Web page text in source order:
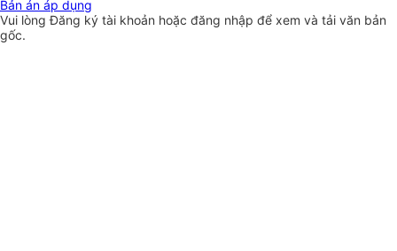
Bản án áp dụng
Vui lòngĐăng ký tài khoản hoặc đăng nhập để xem và tải văn bản
gốc.